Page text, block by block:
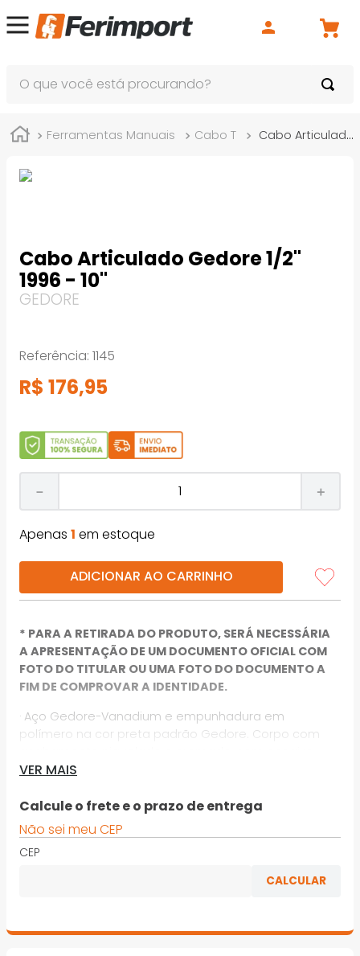
Ferramentas Manuais Cabo T Cabo Articulado Gedore 1/2" 1996 - 10"
Cabo Articulado Gedore 1/2"
1996 - 10"
GEDORE
Referência: 1145
R$ 176,95
＋
－
Apenas 1 em estoque
ADICIONAR AO CARRINHO
* PARA A RETIRADA DO PRODUTO, SERÁ NECESSÁRIA
A APRESENTAÇÃO DE UM DOCUMENTO OFICIAL COM
FOTO DO TITULAR OU UMA FOTO DO DOCUMENTO A
FIM DE COMPROVAR A IDENTIDADE.
· Aço Gedore-Vanadium e empunhadura em
polímero na cor preta padrão Gedore. Corpo com
escurecido. Para soquetes manuais com encaixe
*Imagens meramente ilustrativas
VER MAIS
Calcule o frete e o prazo de entrega
Não sei meu CEP
CEP